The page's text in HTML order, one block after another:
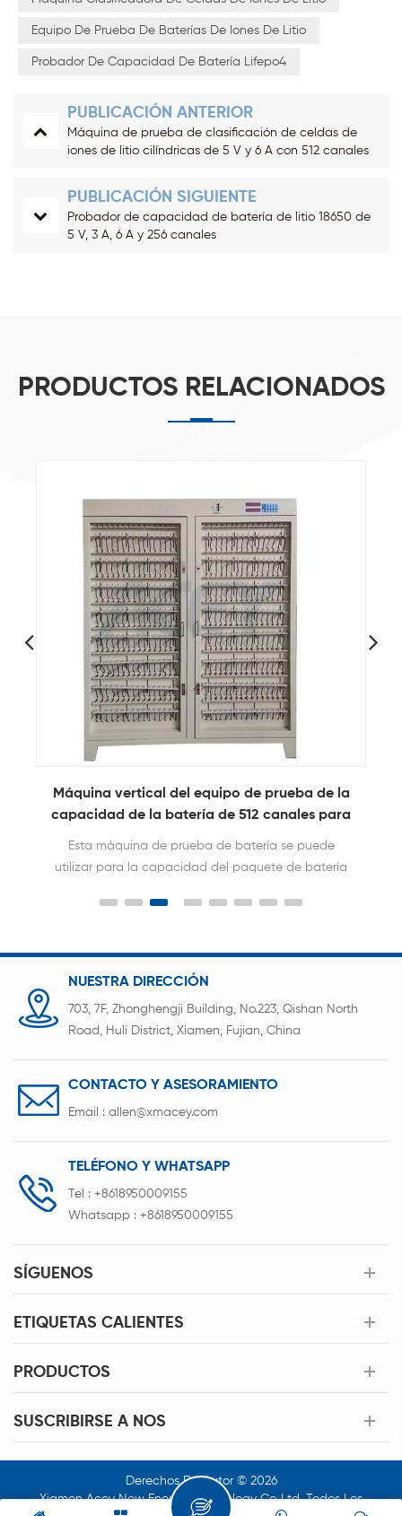
Equipo De Prueba De Baterías De Iones De Litio
Probador De Capacidad De Batería Lifepo4
PUBLICACIÓN ANTERIOR
Máquina de prueba de clasificación de celdas de
iones de litio cilíndricas de 5 V y 6 A con 512 canales
PUBLICACIÓN SIGUIENTE
Probador de capacidad de batería de litio 18650 de
5 V, 3 A, 6 A y 256 canales
PRODUCTOS RELACIONADOS
Máquina vertical del equipo de prueba de la
capacidad de la batería de 512 canales para
Esta máquina de prueba de batería se puede
utilizar para la capacidad del paquete de batería
carga y descarga, etc.
NUESTRA DIRECCIÓN
703, 7F, Zhonghengji Building, No.223, Qishan North
Road, Huli District, Xiamen, Fujian, China
CONTACTO Y ASESORAMIENTO
Email : allen@xmacey.com
TELÉFONO Y WHATSAPP
Tel : +8618950009155
Whatsapp : +8618950009155
SÍGUENOS
ETIQUETAS CALIENTES
PRODUCTOS
SUSCRIBIRSE A NOS
Derechos De Autor © 2026
Xiamen Acey New Energy Technology Co.,Ltd. Todos Los